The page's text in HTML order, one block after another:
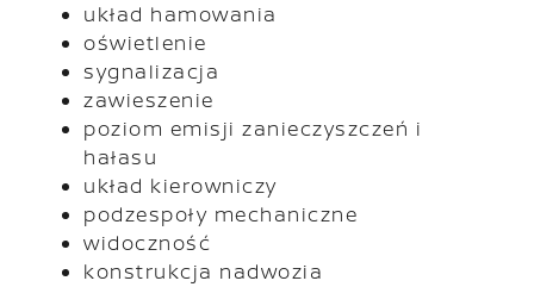
układ hamowania
oświetlenie
sygnalizacja
zawieszenie
poziom emisji zanieczyszczeń i
hałasu
układ kierowniczy
podzespoły mechaniczne
widoczność
konstrukcja nadwozia